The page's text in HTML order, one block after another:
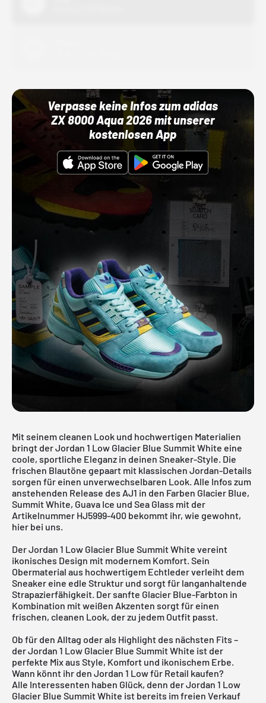
Verpasse keine Infos zum adidas
ZX 8000 Aqua 2026 mit unserer
kostenlosen App
Mit seinem cleanen Look und hochwertigen Materialien
bringt der Jordan 1 Low Glacier Blue Summit White eine
coole, sportliche Eleganz in deinen Sneaker-Style. Die
frischen Blautöne gepaart mit klassischen Jordan-Details
sorgen für einen unverwechselbaren Look. Alle Infos zum
anstehenden Release des AJ1 in den Farben Glacier Blue,
Summit White, Guava Ice und Sea Glass mit der
Artikelnummer HJ5999-400 bekommt ihr, wie gewohnt,
hier bei uns.
Der Jordan 1 Low Glacier Blue Summit White vereint
ikonisches Design mit modernem Komfort. Sein
Obermaterial aus hochwertigem Echtleder verleiht dem
Sneaker eine edle Struktur und sorgt für langanhaltende
Strapazierfähigkeit. Der sanfte Glacier Blue-Farbton in
Kombination mit weißen Akzenten sorgt für einen
frischen, cleanen Look, der zu jedem Outfit passt.
Ob für den Alltag oder als Highlight des nächsten Fits –
derJordan 1 Low Glacier Blue Summit White ist der
perfekte Mix aus Style, Komfort und ikonischem Erbe.
Wann könnt ihr den Jordan 1 Low für Retail kaufen?
Alle Interessenten haben Glück, denn der Jordan 1 Low
Glacier Blue Summit White ist bereits im freien Verkauf